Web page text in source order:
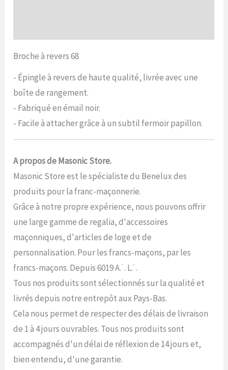
Broche à revers 68
- Épingle à revers de haute qualité, livrée avec une
boîte de rangement.
- Fabriqué en émail noir.
- Facile à attacher grâce à un subtil fermoir papillon.
A propos de Masonic Store.
Masonic Store est le spécialiste du Benelux des
produits pour la franc-maçonnerie.
Grâce à notre propre expérience, nous pouvons offrir
une large gamme de regalia, d'accessoires
maçonniques, d'articles de loge et de
personnalisation. Pour les francs-maçons, par les
francs-maçons. Depuis 6019 A.˙. L.˙.
Tous nos produits sont sélectionnés sur la qualité et
livrés depuis notre entrepôt aux Pays-Bas.
Cela nous permet de respecter des délais de livraison
de 1 à 4 jours ouvrables. Tous nos produits sont
accompagnés d'un délai de réflexion de 14 jours et,
bien entendu, d'une garantie.